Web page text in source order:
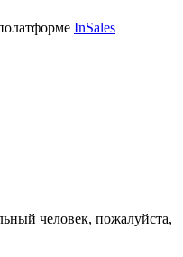
InSales
человек, пожалуйста,